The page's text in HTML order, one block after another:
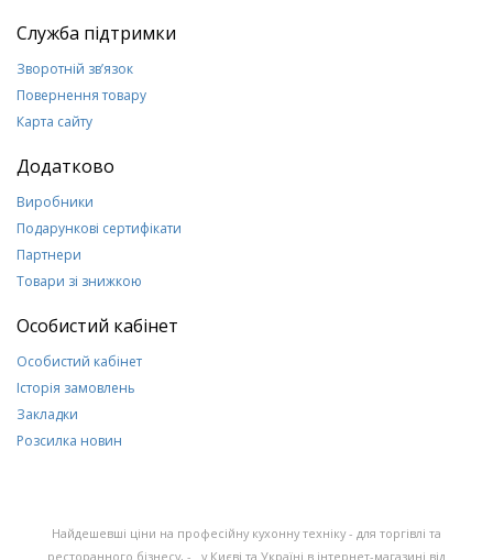
Служба підтримки
Зворотній зв’язок
Повернення товару
Карта сайту
Додатково
Виробники
Подарункові сертифікати
Партнери
Товари зі знижкою
Особистий кабінет
Особистий кабінет
Історія замовлень
Закладки
Розсилка новин
Найдешевші ціни на професійну кухонну техніку - для торгівлі та
ресторанного бізнесу, - у Києві та Україні в інтернет-магазині від